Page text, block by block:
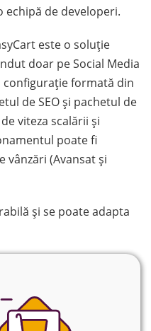
echipă de developeri.
este o soluție
doar pe Social Media
configurație formată din
de SEO și pachetul de
viteza scalării și
poate fi
vânzări (Avansat și
și se poate adapta